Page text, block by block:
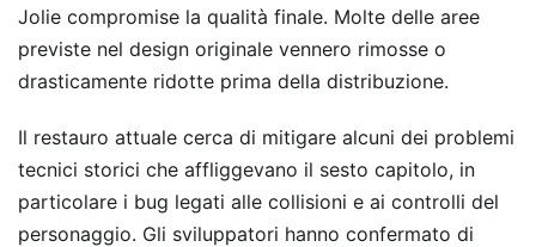
Jolie compromise la qualità finale. Molte delle aree
previste nel design originale vennero rimosse o
drasticamente ridotte prima della distribuzione.
Il restauro attuale cerca di mitigare alcuni dei problemi
tecnici storici che affliggevano il sesto capitolo, in
particolare i bug legati alle collisioni e ai controlli del
personaggio. Gli sviluppatori hanno confermato di